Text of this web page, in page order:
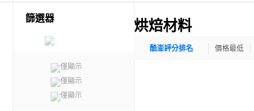
篩選器
僅顯示
僅顯示
僅顯示
烘焙材料
酷澎評分排名 價格最低